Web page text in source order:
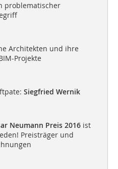
problematischer
Architekten und ihre
Projekte
Siegfried Wernik
Neumann Preis 2016ist
Preisträger und